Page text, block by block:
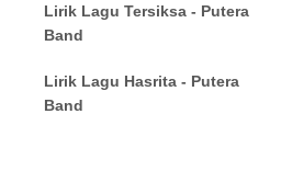
Lirik Lagu Tersiksa - Putera
Band
Lirik Lagu Hasrita - Putera
Band